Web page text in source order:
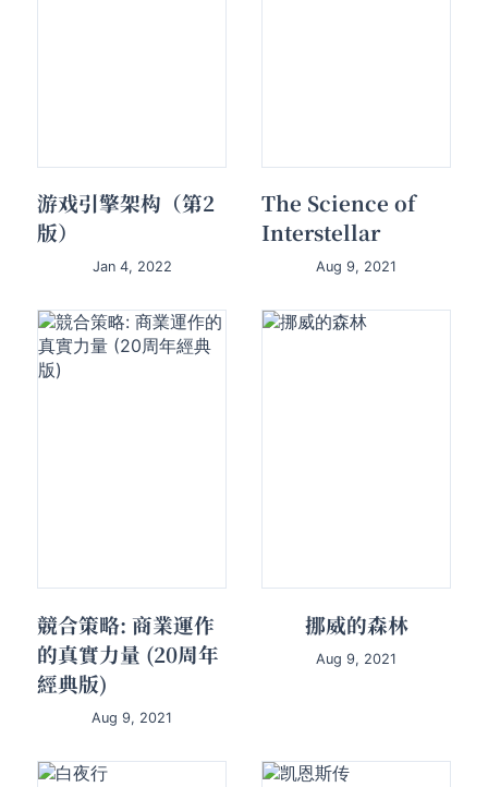
游戏引擎架构（第2
版）
Jan 4, 2022
The Science of
Interstellar
Aug 9, 2021
競合策略: 商業運作
的真實力量 (20周年
經典版)
Aug 9, 2021
挪威的森林
Aug 9, 2021